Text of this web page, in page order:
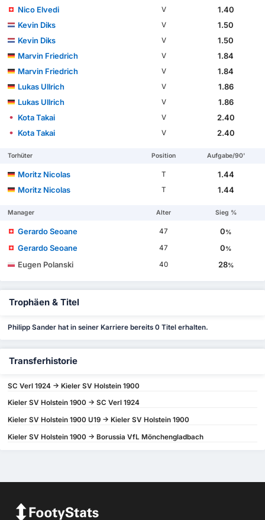
Nico Elvedi
V
1.40
Kevin Diks
V
1.50
Kevin Diks
V
1.50
Marvin Friedrich
V
1.84
Marvin Friedrich
V
1.84
Lukas Ullrich
V
1.86
Lukas Ullrich
V
1.86
Kota Takai
V
2.40
Kota Takai
V 2.40
Torhüter Position Aufgabe/90'
Moritz Nicolas T
1.44
Moritz Nicolas
T 1.44
Manager Alter Sieg %
Gerardo Seoane 47 0%
Gerardo Seoane 47 0%
Eugen Polanski 40 28%
Trophäen & Titel
Philipp Sander hat in seiner Karriere bereits 0 Titel erhalten.
Transferhistorie
SC Verl 1924 -> Kieler SV Holstein 1900
Kieler SV Holstein 1900 -> SC Verl 1924
Kieler SV Holstein 1900 U19 -> Kieler SV Holstein 1900
Kieler SV Holstein 1900 -> Borussia VfL Mönchengladbach